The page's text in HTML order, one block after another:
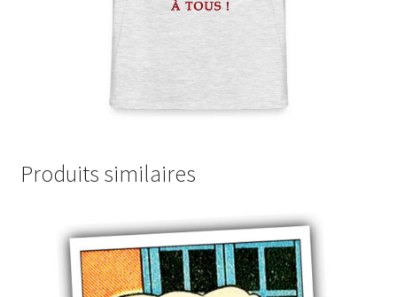
Produits similaires